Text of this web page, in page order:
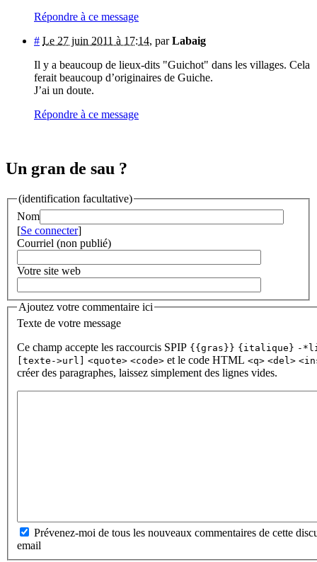
Répondre à ce message
# Le 27 juin 2011 à 17:14, parLabaig
Il y a beaucoup de lieux-dits "Guichot" dans les villages. Cela
ferait beaucoup d’originaires de Guiche.
J’ai un doute.
Répondre à ce message
Un gran de sau ?
(identification facultative)
Nom
[Se connecter]
Courriel (non publié)
Votre site web
Ajoutez votre commentaire ici
Texte de votre message
Ce champ accepte les raccourcis SPIP {{gras}} {italique} -
[texte->url]
<quote> <code> et le code HTML <q> <del>
créer des paragraphes, laissez simplement des lignes vides.
Prévenez-moi de tous les nouveaux commentaires de cette
email